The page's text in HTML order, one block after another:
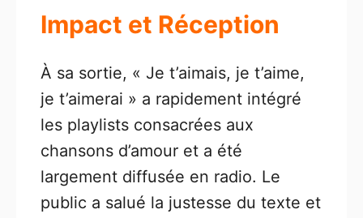
Impact et Réception
À sa sortie, « Je t’aimais, je t’aime,
je t’aimerai » a rapidement intégré
les playlists consacrées aux
chansons d’amour et a été
largement diffusée en radio. Le
public a salué la justesse du texte et